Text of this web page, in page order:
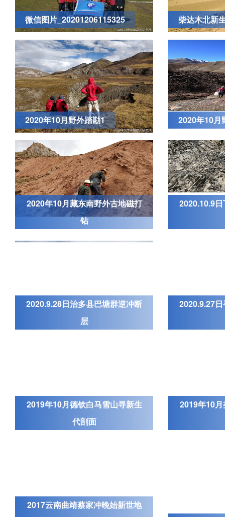
微信图片_20201206115325 柴达木北新
2020年10月野外踏勘1 2020年10月
2020年10月藏东南野外古地磁打
钻
2020.10.9
2020.9.28日治多县巴塘群逆冲断
层
2020.9.27
2019年10月德钦白马雪山寻新生
代剖面
2019年10
2017云南曲靖蔡家冲晚始新世地